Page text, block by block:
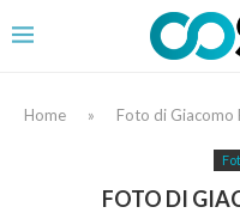
Home » Foto di Giacomo
FOTO DI